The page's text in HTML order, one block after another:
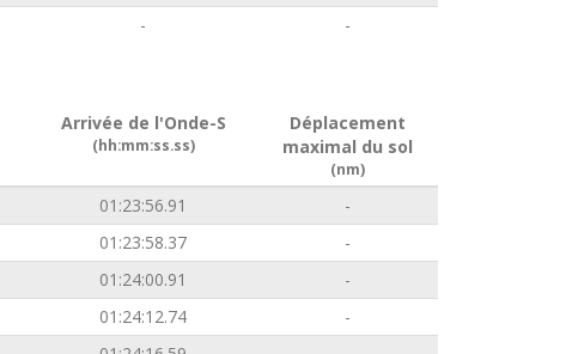
- -
Arrivée de l'Onde-S
(hh:mm:ss.ss)
Déplacement
maximal du sol
(nm)
01:23:56.91
-
01:23:58.37
-
01:24:00.91
-
01:24:12.74
-